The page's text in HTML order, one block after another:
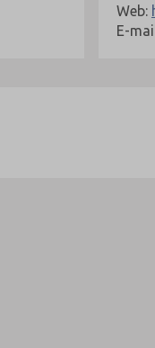
Web:
E-